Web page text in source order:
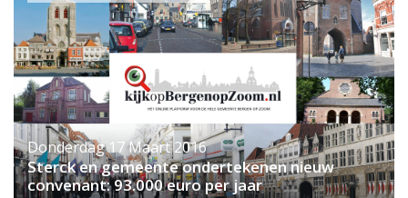
Donderdag 17 Maart 2016
Sterck en gemeente ondertekenen nieuw
convenant: 93.000 euro per jaar